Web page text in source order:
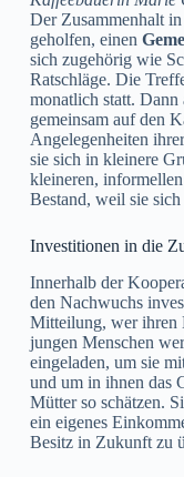
Der Zusammenhalt
geholfen, einen
sich zugehörig wie
Ratschläge. Die
monatlich statt. Dann
gemeinsam auf den
Angelegenheiten
sie sich in kleinere
kleineren,
Bestand, weil sie
Investitionen in die
Innerhalb der
den Nachwuchs
Mitteilung, wer ihren
jungen Menschen
eingeladen, um sie
und um in ihnen das
Mütter so schätzen.
ein eigenes
Besitz in Zukunft zu